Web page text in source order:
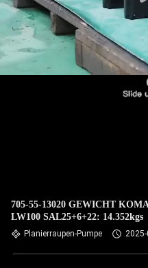
705-55-13020 GEWICHT
LW100 SAL25+6+22: 14.352kgs
Planierraupen-Pumpe